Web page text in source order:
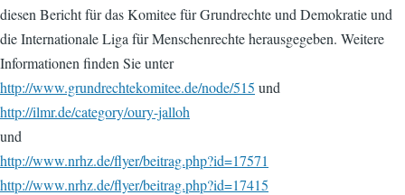
diesen Bericht für das Komitee für Grundrechte und Demokratie und
die Internationale Liga für Menschenrechte herausgegeben. Weitere
Informationen finden Sie unter
http://www.grundrechtekomitee.de/node/515 und
http://ilmr.de/category/oury-jalloh
und
http://www.nrhz.de/flyer/beitrag.php?id=17571
http://www.nrhz.de/flyer/beitrag.php?id=17415